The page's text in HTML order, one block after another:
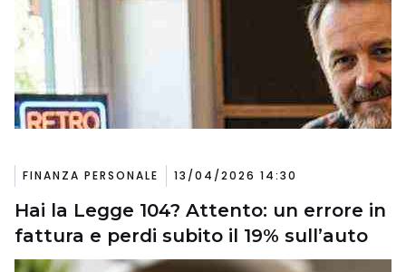
FINANZA PERSONALE 13/04/2026 14:30
Hai la Legge 104? Attento: un errore in
fattura e perdi subito il 19% sull’auto